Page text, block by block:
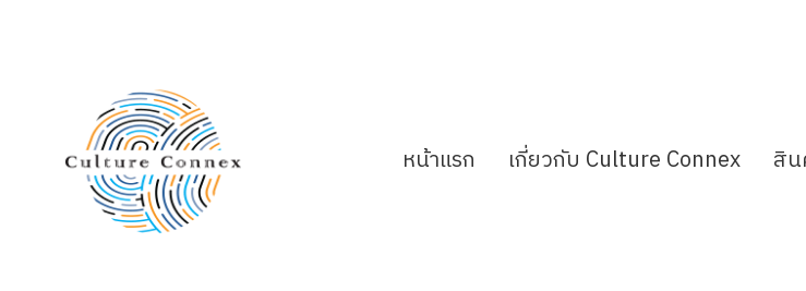
หน้าแรก เกี่ยวกับ Culture Connex สิ